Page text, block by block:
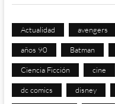
Actualidad avengers
años 90 Batman
Ciencia Ficción cine
dc comics disney